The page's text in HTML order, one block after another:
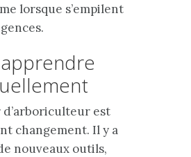
lorsque s’empilent
est
changement. Il y a
nouveaux outils,